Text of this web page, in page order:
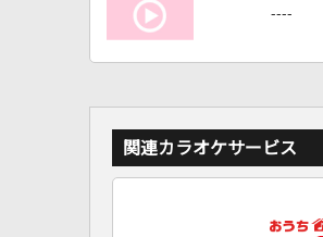
----
関連カラオケサービス